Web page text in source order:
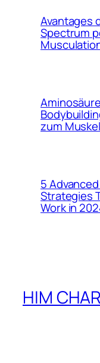
Avantages
Spectrum
zum
5
Strategies
Work in
HIM